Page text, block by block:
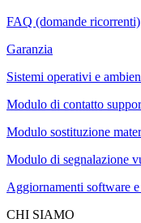
FAQ (domande ricorrenti)
Garanzia
Sistemi operativi e
Modulo di contatto
Modulo sostituzione
Modulo di segnalazione
Aggiornamenti software
CHI SIAMO